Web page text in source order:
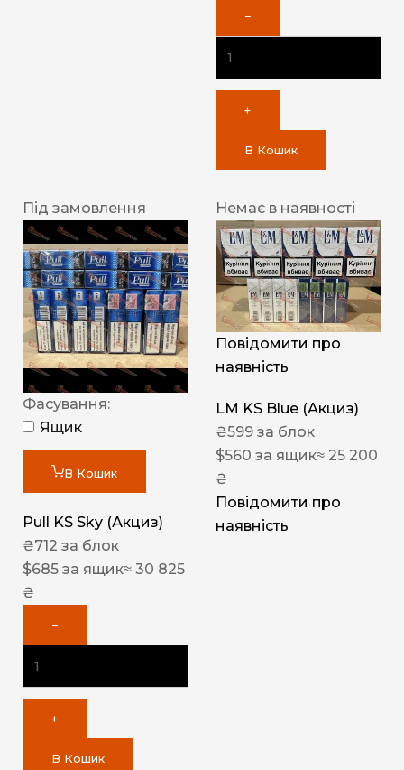
−
+
В Кошик
Під замовлення
Фасування:
Ящик
В Кошик
Pull KS Sky (Акциз)
₴712 за блок
$685 за ящик≈ 30 825
₴
−
+
В Кошик
Немає в наявності
Повідомити про
наявність
LM KS Blue (Акциз)
₴599 за блок
$560 за ящик≈ 25 200
₴
Повідомити про
наявність